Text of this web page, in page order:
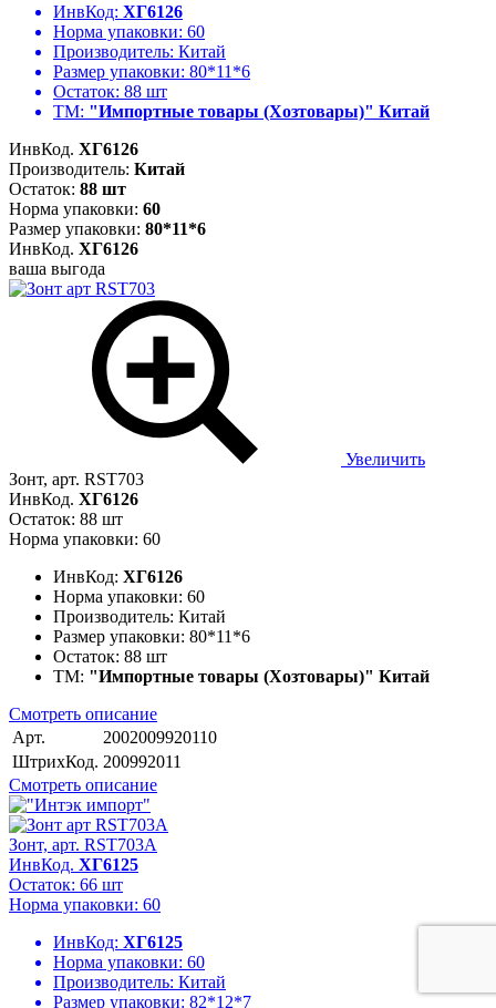
ИнвКод: ХГ6126
Норма упаковки: 60
Производитель: Китай
Размер упаковки: 80*11*6
Остаток: 88 шт
ТМ: "Импортные товары (Хозтовары)" Китай
ИнвКод. ХГ6126
Производитель: Китай
Остаток: 88 шт
Норма упаковки: 60
Размер упаковки: 80*11*6
ИнвКод. ХГ6126
ваша выгода
Увеличить
Зонт, арт. RST703
ИнвКод. ХГ6126
Остаток: 88 шт
Норма упаковки: 60
ИнвКод: ХГ6126
Норма упаковки: 60
Производитель: Китай
Размер упаковки: 80*11*6
Остаток: 88 шт
ТМ: "Импортные товары (Хозтовары)" Китай
Смотреть описание
Арт.
2002009920110
ШтрихКод. 200992011
Смотреть описание
Зонт, арт. RST703A
ИнвКод. ХГ6125
Остаток: 66 шт
Норма упаковки: 60
ИнвКод: ХГ6125
Норма упаковки: 60
Производитель: Китай
Размер упаковки: 82*12*7